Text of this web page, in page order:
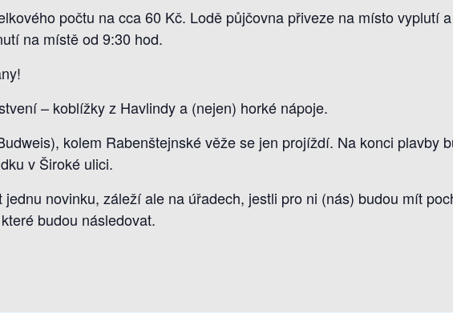
počtu na cca 60 Kč. Lodě půjčovna přiveze na místo vyplutí
na místě od 9:30 hod.
– koblížky z Havlindy a (nejen) horké nápoje.
kolem Rabenštejnské věže se jen projíždí. Na konci plavby
v Široké ulici.
novinku, záleží ale na úřadech, jestli pro ni (nás) budou mít
budou následovat.